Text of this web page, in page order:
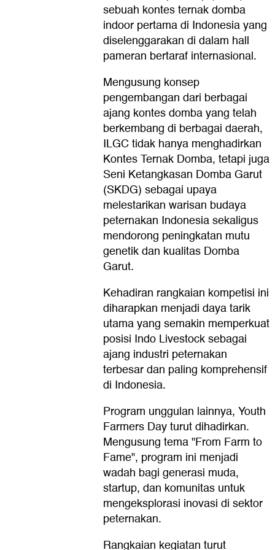
sebuah kontes ternak domba
indoor pertama di Indonesia yang
diselenggarakan di dalam hall
pameran bertaraf internasional.
Mengusung konsep
pengembangan dari berbagai
ajang kontes domba yang telah
berkembang di berbagai daerah,
ILGC tidak hanya menghadirkan
Kontes Ternak Domba, tetapi juga
Seni Ketangkasan Domba Garut
(SKDG) sebagai upaya
melestarikan warisan budaya
peternakan Indonesia sekaligus
mendorong peningkatan mutu
genetik dan kualitas Domba
Garut.
Kehadiran rangkaian kompetisi ini
diharapkan menjadi daya tarik
utama yang semakin memperkuat
posisi Indo Livestock sebagai
ajang industri peternakan
terbesar dan paling komprehensif
di Indonesia.
Program unggulan lainnya, Youth
Farmers Day turut dihadirkan.
Mengusung tema "From Farm to
Fame", program ini menjadi
wadah bagi generasi muda,
startup, dan komunitas untuk
mengeksplorasi inovasi di sektor
peternakan.
Rangkaian kegiatan turut